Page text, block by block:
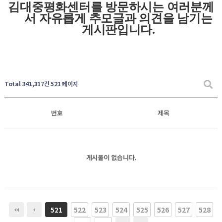
김대중평화센터를 방문하시는 여러분께
서 자유롭게 추모글과의견을 남기는
게시판입니다.
Total 341,317건521 페이지
번호 제목
게시물이 없습니다.
521 522 523 524 525 526 527
528